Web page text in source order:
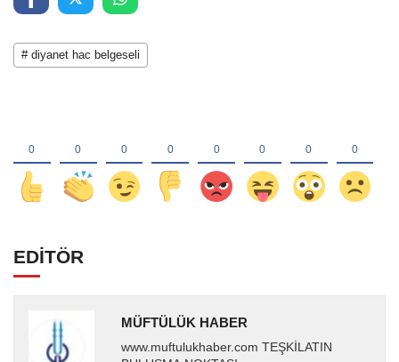
# diyanet hac belgeseli
EDİTÖR
MÜFTÜLÜK HABER
www.muftulukhaber.com TEŞKİLATIN